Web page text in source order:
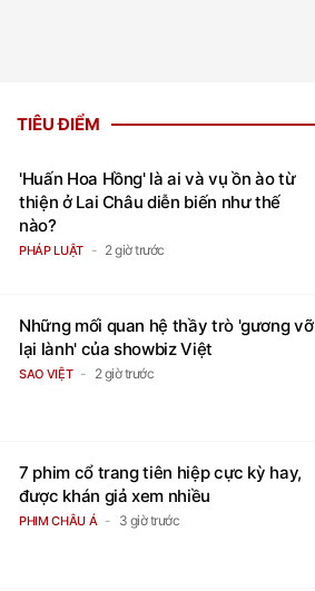
TIÊU ĐIỂM
'Huấn Hoa Hồng' là ai và vụ ồn ào từ
thiện ở Lai Châu diễn biến như thế
nào?
PHÁP LUẬT 2 giờ trước
Những mối quan hệ thầy trò 'gương vỡ
lại lành' của showbiz Việt
SAO VIỆT 2 giờ trước
7 phim cổ trang tiên hiệp cực kỳ hay,
được khán giả xem nhiều
PHIM CHÂU Á 3 giờ trước